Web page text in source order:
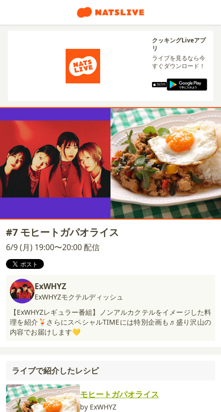
クッキングLiveアプ
リ
ライブを見るなら今
すぐダウンロード！
#7 モヒートガパオライス
6/9 (月) 19:00〜20:00 配信
ExWHYZ
ExWHYZモクテルディッシュ
【ExWHYZレギュラー番組】ノンアルカクテルをイメージした料
理を紹介🍹さらにスペシャルTIMEには特別企画も♬盛り沢山の
内容でお届けします💛
ライブで紹介したレシピ
モヒートガパオライス
by ExWHYZ